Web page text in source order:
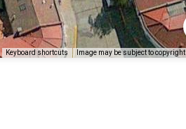
Keyboard shortcuts Image may be subject to copyright